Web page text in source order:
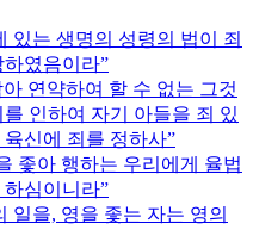
있는 생명의 성령의 법이 죄
하였음이라
연약하여 할 수 없는 그것
인하여 자기 아들을 죄 있
신에 죄를 정하사
좇아 행하는 우리에게 율법
하심이니라
일을, 영을 좇는 자는 영의